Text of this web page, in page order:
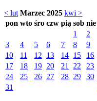
< lut Marzec 2025 kwi >
pon wto śro czw pią sob nie
1
2
3
4 5 6 7 8
9
10
11 12 13 14 15
16
17
18 19 20 21 22
23
24
25 26 27 28 29
30
31